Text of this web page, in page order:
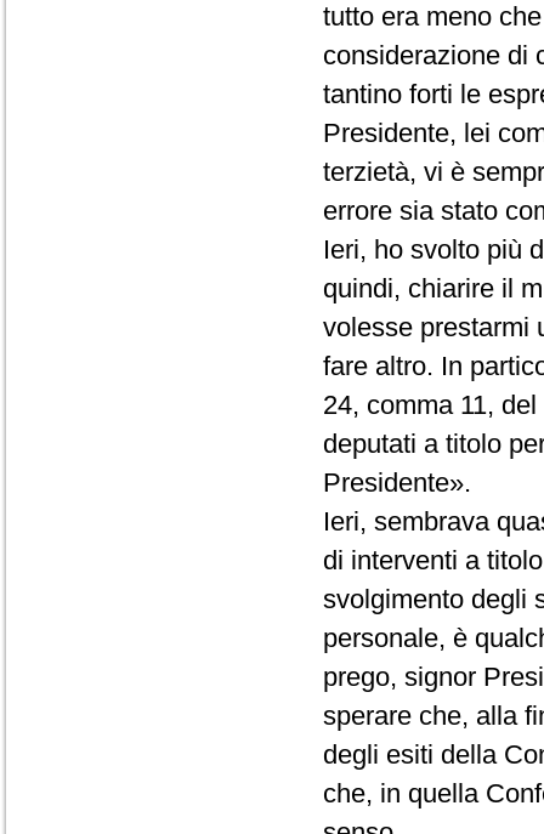
tutto era meno
considerazione di
tantino forti le
Presidente, lei
terzietà, vi è
errore sia stato
Ieri, ho svolto più
quindi, chiarire il
volesse prestarmi
fare altro. In
24, comma 11,
deputati a titolo
Presidente».
Ieri, sembrava
di interventi a
svolgimento degli
personale, è
prego, signor
sperare che, alla
degli esiti della
che, in quella